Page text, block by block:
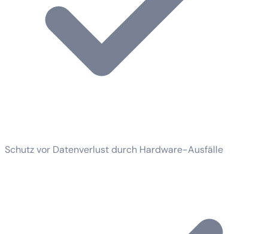
Schutz vor Datenverlust durch Hardware-Ausfälle